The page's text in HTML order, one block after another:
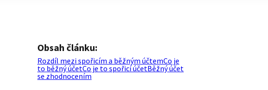
Obsah článku:
Rozdíl mezi spořicím a běžným účtemCo je
to běžný účetCo je to spořicí účetBěžný účet
se zhodnocením